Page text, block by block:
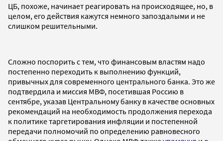
ЦБ, похоже, начинает реагировать на происходящее, но, в
целом, его действия кажутся немного запоздалыми и не
слишком решительными.
Сложно поспорить с тем, что финансовым властям надо
постепенно переходить к выполнению функций,
привычных для современного центрального банка. Это же
подтвердила и миссия МВФ, посетившая Россию в
сентябре, указав Центральному банку в качестве основных
рекомендаций на необходимость продолжения перехода
к политике таргетирования инфляции и постепенной
передачи полномочий по определению равновесного